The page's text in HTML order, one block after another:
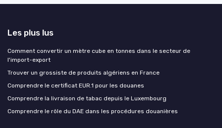
Les plus lus
Comment convertir un mètre cube en tonnes dans le secteur de
l'import-export
Trouver un grossiste de produits algériens en France
Comprendre le certificat EUR.1 pour les douanes
Comprendre la livraison de tabac depuis le Luxembourg
Comprendre le rôle du DAE dans les procédures douanières